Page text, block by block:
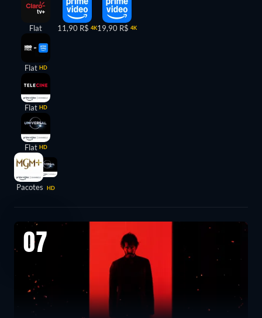
Flat
Flat HD
Flat HD
Flat HD
Pacotes HD
11,90 R$ 4K19,90 R$ 4K
07